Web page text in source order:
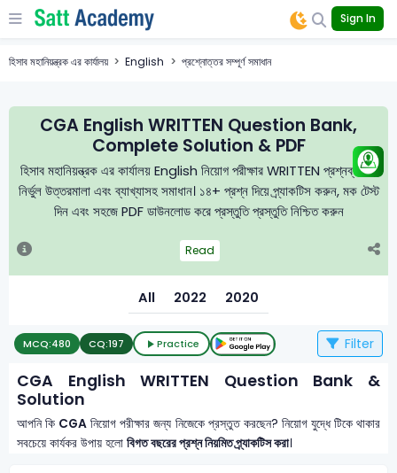
Sign In
হিসাব মহানিয়ন্ত্রক এর কার্যালয় English প্রশ্নোত্তর সম্পূর্ণ সমাধান
CGA English WRITTEN Question Bank,
Complete Solution & PDF
হিসাব মহানিয়ন্ত্রক এর কার্যালয় English নিয়োগ পরীক্ষার WRITTEN প্রশ্নব্যাংক,
নির্ভুল উত্তরমালা এবং ব্যাখ্যাসহ সমাধান। ১৪+ প্রশ্ন দিয়ে প্র্যাকটিস করুন, মক টেস্ট
দিন এবং সহজে PDF ডাউনলোড করে প্রস্তুতি প্রস্তুতি নিশ্চিত করুন
Read
All 2022 2020
MCQ:480 CQ:197 Practice Filter
CGA English WRITTEN Question Bank &
Solution
আপনি কি CGA নিয়োগ পরীক্ষার জন্য নিজেকে প্রস্তুত করছেন? নিয়োগ যুদ্ধে টিকে থাকার
সবচেয়ে কার্যকর উপায় হলোবিগত বছরের প্রশ্ন নিয়মিত প্র্যাকটিস করা।